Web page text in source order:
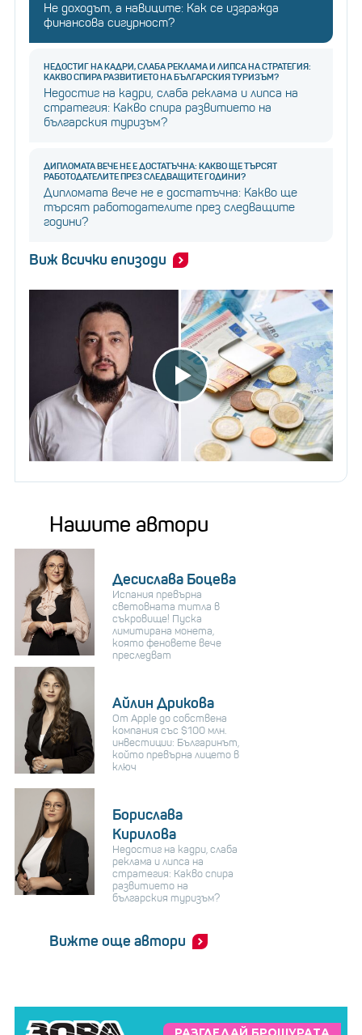
Не доходът, а навиците: Как се изгражда
финансова сигурност?
НЕДОСТИГ НА КАДРИ, СЛАБА РЕКЛАМА И ЛИПСА НА СТРАТЕГИЯ:
КАКВО СПИРА РАЗВИТИЕТО НА БЪЛГАРСКИЯ ТУРИЗЪМ?
Недостиг на кадри, слаба реклама и липса на
стратегия: Какво спира развитието на
българския туризъм?
ДИПЛОМАТА ВЕЧЕ НЕ Е ДОСТАТЪЧНА: КАКВО ЩЕ ТЪРСЯТ
РАБОТОДАТЕЛИТЕ ПРЕЗ СЛЕДВАЩИТЕ ГОДИНИ?
Дипломата вече не е достатъчна: Какво ще
търсят работодателите през следващите
години?
Виж всички епизоди
Нашите автори
Десислава Боцева
Испания превърна
световната титла в
съкровище! Пуска
лимитирана монета,
която феновете вече
преследват
Айлин Дрикова
От Apple до собствена
компания със $100 млн.
инвестиции: Българинът,
който превърна лицето в
ключ
Борислава
Кирилова
Недостиг на кадри, слаба
реклама и липса на
стратегия: Какво спира
развитието на
българския туризъм?
Вижте още автори